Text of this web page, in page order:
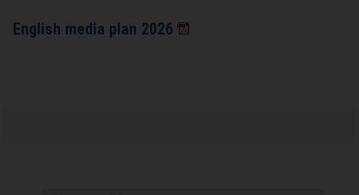
English media plan 2026